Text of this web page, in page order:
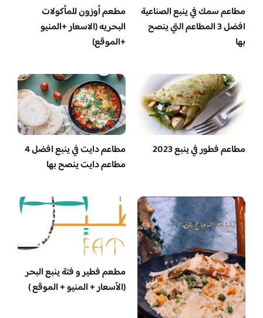
مطاعم سمك في ينبع الصناعية
افضل 3 المطاعم التي ينصح
بها
مطعم أوزون للمأكولات
البحريه (الاسعار +المنيو
+الموقع)
مطاعم فطور في ينبع 2023
مطاعم دايت في ينبع افضل 4
مطاعم دايت ينصح بها
مطعم فطير و فتة ينبع البحر
(الأسعار + المنيو + الموقع )